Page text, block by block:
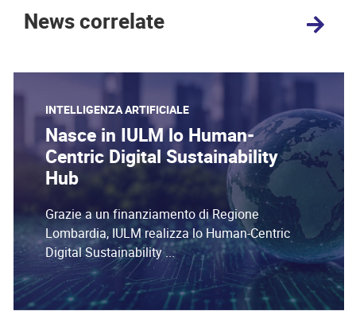
News correlate
INTELLIGENZA ARTIFICIALE
Nasce in IULM lo Human-
Centric Digital Sustainability
Hub
Grazie a un finanziamento di Regione
Lombardia, IULM realizza lo Human-Centric
Digital Sustainability ...